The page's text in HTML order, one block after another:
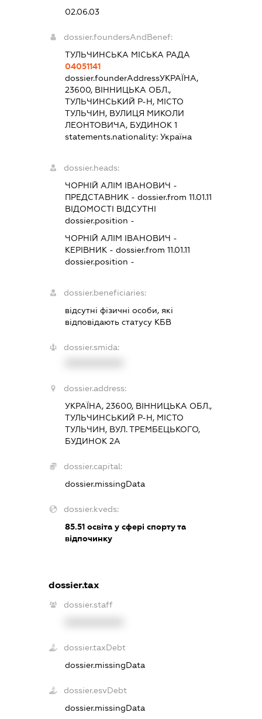
02.06.03
dossier.foundersAndBenef:
ТУЛЬЧИНСЬКА МІСЬКА РАДА
04051141
dossier.founderAddressУКРАЇНА,
23600, ВІННИЦЬКА ОБЛ.,
ТУЛЬЧИНСЬКИЙ Р-Н, МІСТО
ТУЛЬЧИН, ВУЛИЦЯ МИКОЛИ
ЛЕОНТОВИЧА, БУДИНОК 1
statements.nationality:Україна
dossier.heads:
ЧОРНІЙ АЛІМ ІВАНОВИЧ -
ПРЕДСТАВНИК - dossier.from 11.01.11
ВІДОМОСТІ ВІДСУТНІ
dossier.position -
ЧОРНІЙ АЛІМ ІВАНОВИЧ -
КЕРІВНИК - dossier.from 11.01.11
dossier.position -
dossier.beneficiaries:
відсутні фізичні особи, які
відповідають статусу КБВ
dossier.smida:
dossier.address:
УКРАЇНА, 23600, ВІННИЦЬКА ОБЛ.,
ТУЛЬЧИНСЬКИЙ Р-Н, МІСТО
ТУЛЬЧИН, ВУЛ. ТРЕМБЕЦЬКОГО,
БУДИНОК 2А
dossier.capital:
dossier.missingData
dossier.kveds:
85.51 освіта у сфері спорту та
відпочинку
dossier.tax
dossier.staff
dossier.taxDebt
dossier.missingData
dossier.esvDebt
dossier.missingData